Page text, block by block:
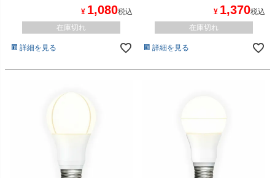
¥ 1,080税込
在庫切れ
詳細を見る
¥ 1,370税込
在庫切れ
詳細を見る